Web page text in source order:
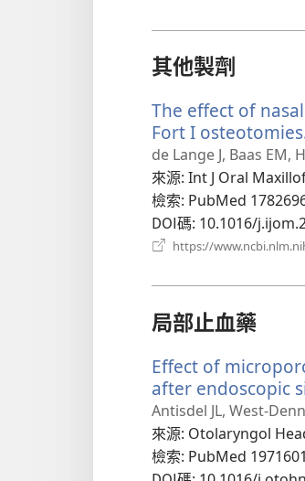
其他製劑
The effect of
Fort I
de Lange J, Baas EM,
來源‎: Int J Oral
檢索‎: PubMed
DOI碼‎: 10.1016/
https://
局部止血藥
Effect of
after endoscopic
Antisdel JL, West-
來源‎: Otolaryngol
檢索‎: PubMed